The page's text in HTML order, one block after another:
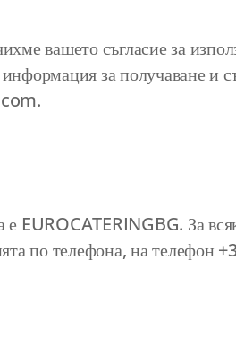
вашето съгласие за
за получаване и
.
EUROCATERINGBG. За
по телефона, на телефон